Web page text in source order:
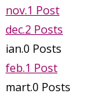
nov.1 Post
dec.2 Posts
ian.0 Posts
feb.1 Post
mart.0 Posts